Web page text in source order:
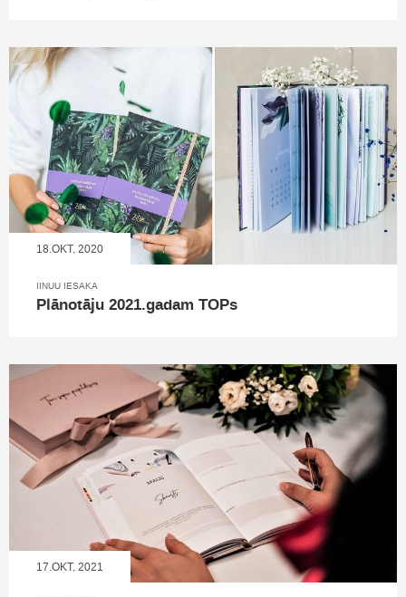
18.OKT, 2020
IINUU IESAKA
Plānotāju 2021.gadam TOPs
17.OKT, 2021